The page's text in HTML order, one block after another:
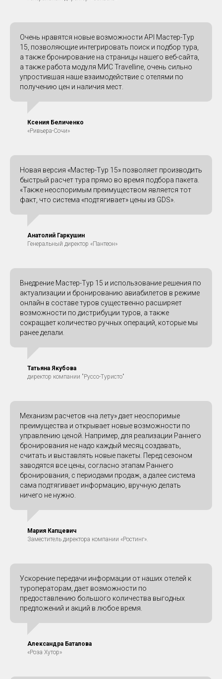
Очень нравятся новые возможности API Мастер-Тур
15, позволяющие интегрировать поиск и подбор тура,
а также бронирование на страницы нашего веб-сайта,
а также работа модуля МИС Travelline, очень сильно
упростившая наше взаимодействие с отелями по
получению цен и наличия мест.
Ксения Беличенко
«Ривьера-Сочи»
Новая версия «Мастер-Тур 15» позволяет производить
быстрый расчет тура прямо во время подбора пакета.
«Также неоспоримым преимуществом является тот
факт, что система «подтягивает» цены из GDS».
Анатолий Гаркушин
Генеральный директор «Пантеон»
Внедрение Мастер-Тур 15 и использование решения по
актуализации и бронированию авиабилетов в режиме
онлайн в составе туров существенно расширяет
возможности по дистрибуции туров, а также
сокращает количество ручных операций, которые мы
ранее делали.
Татьяна Якубова
директор компании "Руссо-Туристо"
Механизм расчетов «на лету» дает неоспоримые
преимущества и открывает новые возможности по
управлению ценой. Например, для реализации Раннего
бронирования не надо каждый месяц создавать,
считать и выставлять новые пакеты. Перед сезоном
заводятся все цены, согласно этапам Раннего
бронирования, с периодами продаж, а далее система
сама подтягивает информацию, вручную делать
ничего не нужно.
Мария Капцевич
Заместитель директора компании «Ростинг».
Ускорение передачи информации от наших отелей к
туроператорам, дает возможности по
предоставлению большого количества выгодных
предложений и акций в любое время.
Александра Баталова
«Роза Хутор»